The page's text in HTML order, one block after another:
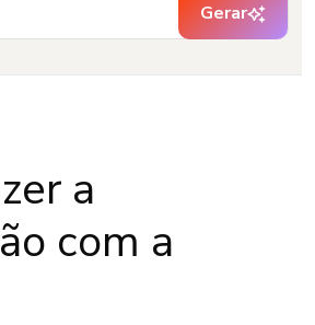
Gerar
a
com a